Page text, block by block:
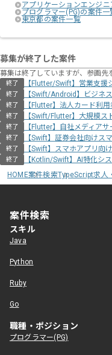
アプリケーションエンジ
プログラマー(PG)の案件一
東京都の案件一覧
募集が終了した案件
募集は終了していますが、参画
終了 【Flutter/Swift】営業支援
終了 【Swift/Android】ビジネ
終了 【Flutter】法人カード利
終了 【Swift/Flutter】大規模ス
終了 【Flutter】自社メディア
終了 【Swift】証券会社向けス
終了 【Swift】スマホアプリ向
終了
【Kotlin/Swift】AI特化シ
HOME案件検索TypeScript求人
案件検索
スキル
Java
Python
Ruby
Go
職種・ポジション
プログラマー(PG)